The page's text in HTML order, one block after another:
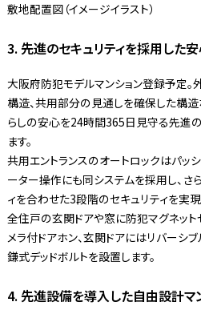
敷地配置図（イメージイラスト）
3. 先進のセキュリティを採用した
大阪府防犯モデルマンション登録予定
構造、共用部分の見通しを確保した構
らしの安心を24時間365日見守る先進
ます。
共用エントランスのオートロックはパッ
ーター操作にも同システムを採用し、さ
ィを合わせた3段階のセキュリティを実現
全住戸の玄関ドアや窓に防犯マグネッ
メラ付ドアホン、玄関ドアにはリバーシブ
鎌式デッドボルトを設置します。
4. 先進設備を導入した自由設計マ